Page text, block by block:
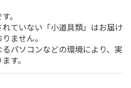
。
ていない「小道具類」はお届け
ません。
パソコンなどの環境により、実
す。